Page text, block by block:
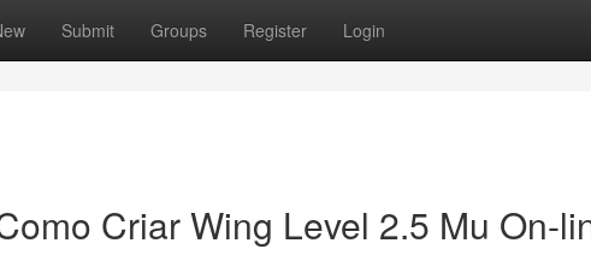
Submit Groups Register Login
Criar Wing Level 2.5 Mu On-